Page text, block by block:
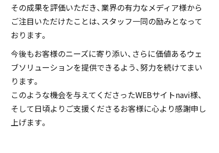
その成果を評価いただき、業界の有力なメディア様から
ご注目いただけたことは、スタッフ一同の励みとなって
おります。
今後もお客様のニーズに寄り添い、さらに価値あるウェ
ブソリューションを提供できるよう、努力を続けてまい
ります。
このような機会を与えてくださったWEBサイトnavi様、
そして日頃よりご支援くださるお客様に心より感謝申し
上げます。